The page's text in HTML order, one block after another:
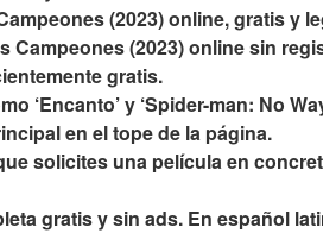
(2023) online, gratis y
Campeones (2023) online sin
gratis.
‘Encanto’ y ‘Spider-man: No
en el tope de la página.
solicites una película en
gratis y sin ads. En español